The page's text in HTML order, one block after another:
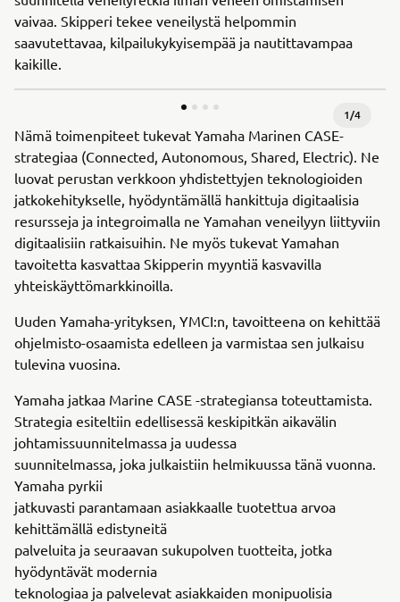
vaivaa. Skipperi tekee veneilystä helpommin
saavutettavaa, kilpailukykyisempää ja nautittavampaa
kaikille.
1/4
Nämä toimenpiteet tukevat Yamaha Marinen CASE-
strategiaa (Connected, Autonomous, Shared, Electric). Ne
luovat perustan verkkoon yhdistettyjen teknologioiden
jatkokehitykselle, hyödyntämällä hankittuja digitaalisia
resursseja ja integroimalla ne Yamahan veneilyyn liittyviin
digitaalisiin ratkaisuihin. Ne myös tukevat Yamahan
tavoitetta kasvattaa Skipperin myyntiä kasvavilla
yhteiskäyttömarkkinoilla.
Uuden Yamaha-yrityksen, YMCI:n, tavoitteena on kehittää
ohjelmisto-osaamista edelleen ja varmistaa sen julkaisu
tulevina vuosina.
Yamaha jatkaa Marine CASE -strategiansa toteuttamista.
Strategia esiteltiin edellisessä keskipitkän aikavälin
johtamissuunnitelmassa ja uudessa
suunnitelmassa, joka julkaistiin helmikuussa tänä vuonna.
Yamaha pyrkii
jatkuvasti parantamaan asiakkaalle tuotettua arvoa
kehittämällä edistyneitä
palveluita ja seuraavan sukupolven tuotteita, jotka
hyödyntävät modernia
teknologiaa ja palvelevat asiakkaiden monipuolisia